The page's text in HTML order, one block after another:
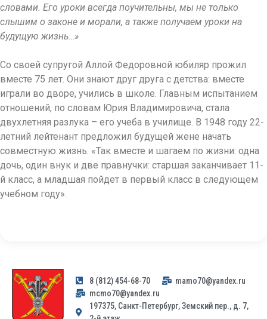
словами. Его уроки всегда поучительны, мы не только
слышим о законе и морали, а также получаем уроки на
будущую жизнь…»
Со своей супругой Аллой Федоровной юбиляр прожил
вместе 75 лет. Они знают друг друга с детства: вместе
играли во дворе, учились в школе. Главным испытанием
отношений, по словам Юрия Владимировича, стала
двухлетняя разлука – его учеба в училище. В 1948 году 22-
летний лейтенант предложил будущей жене начать
совместную жизнь. «Так вместе и шагаем по жизни: одна
дочь, один внук и две правнучки: старшая заканчивает 11-
й класс, а младшая пойдет в первый класс в следующем
учебном году».
8 (812) 454-68-70
mamo70@yandex.ru
mcmo70@yandex.ru
197375, Санкт-Петербург, Земский пер., д. 7,